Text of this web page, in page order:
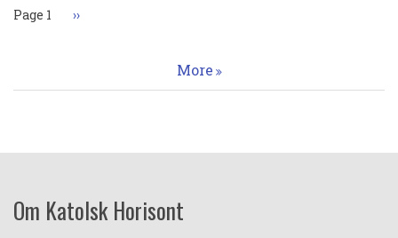
Page 1 Nästa
››
More
Om Katolsk Horisont